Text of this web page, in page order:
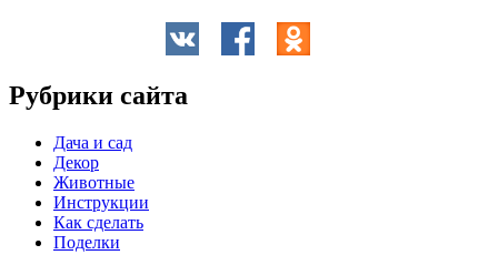
Рубрики сайта
Дача и сад
Декор
Животные
Инструкции
Как сделать
Поделки